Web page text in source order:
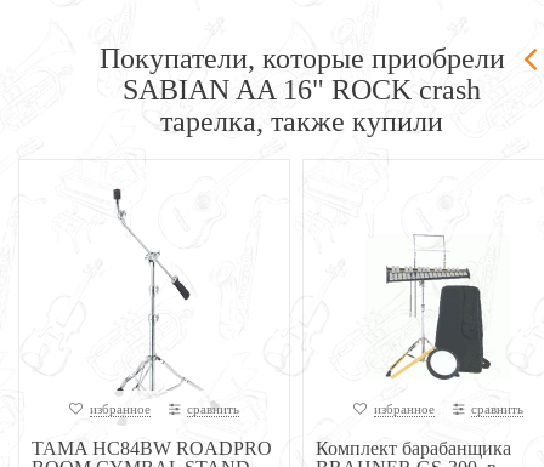
Покупатели, которые приобрели
SABIAN AA 16" ROCK crash
тарелка, также купили
избранное сравнить
TAMA HC84BW ROADPRO
избранное сравнить
Комплект барабанщика